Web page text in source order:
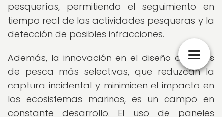
pesquerías, permitiendo el seguimiento en
tiempo real de las actividades pesqueras y la
detección de posibles infracciones.
Además, la innovación en el diseño de artes
de pesca más selectivas, que reduzcan la
captura incidental y minimicen el impacto en
los ecosistemas marinos, es un campo en
constante desarrollo. El uso de paneles